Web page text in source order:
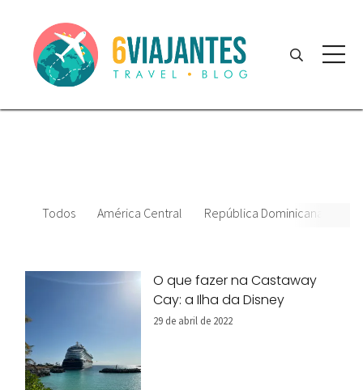
Todos América Central República Dominicana
O que fazer na Castaway
Cay: a Ilha da Disney
29 de abril de 2022